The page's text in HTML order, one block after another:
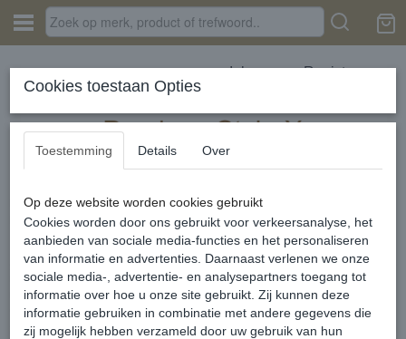
Inloggen Registreren
Home › SIERADEN › Imotionals › Imotionals letters
Letter Hanger R
Cookies toestaan Opties
Toestemming Details Over
Op deze website worden cookies gebruikt
Cookies worden door ons gebruikt voor verkeersanalyse, het
aanbieden van sociale media-functies en het personaliseren
van informatie en advertenties. Daarnaast verlenen we onze
sociale media-, advertentie- en analysepartners toegang tot
informatie over hoe u onze site gebruikt. Zij kunnen deze
informatie gebruiken in combinatie met andere gegevens die
zij mogelijk hebben verzameld door uw gebruik van hun